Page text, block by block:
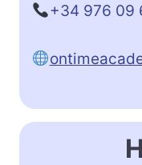
+34 976 09